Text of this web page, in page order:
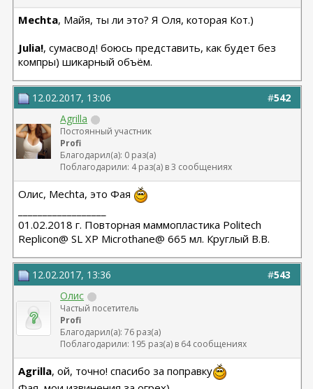
Mechta, Майя, ты ли это? Я Оля, которая Кот.)
Julia!, сумасвод! боюсь представить, как будет без
компры) шикарный объём.
#542
12.02.2017, 13:06
Agrilla
Постоянный участник
Profi
Благодарил(а): 0 раз(а)
Поблагодарили: 4 раз(а) в 3 сообщениях
Олис, Mechta, это Фая
01.02.2018 г. Повторная маммопластика Politech
Replicon@ SL XP Microthane@ 665 мл. Круглый В.В.
#543
12.02.2017, 13:36
Олис
Частый посетитель
Profi
Благодарил(а): 76 раз(а)
Поблагодарили: 195 раз(а) в 64 сообщениях
Agrilla, ой, точно! спасибо за поправку